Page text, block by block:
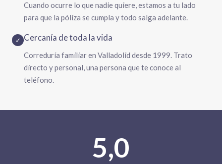
Cuando ocurre lo que nadie quiere, estamos a tu lado
para que la póliza se cumpla y todo salga adelante.
✓ Cercanía de toda la vida
Correduría familiar en Valladolid desde 1999. Trato
directo y personal, una persona que te conoce al
teléfono.
5,0